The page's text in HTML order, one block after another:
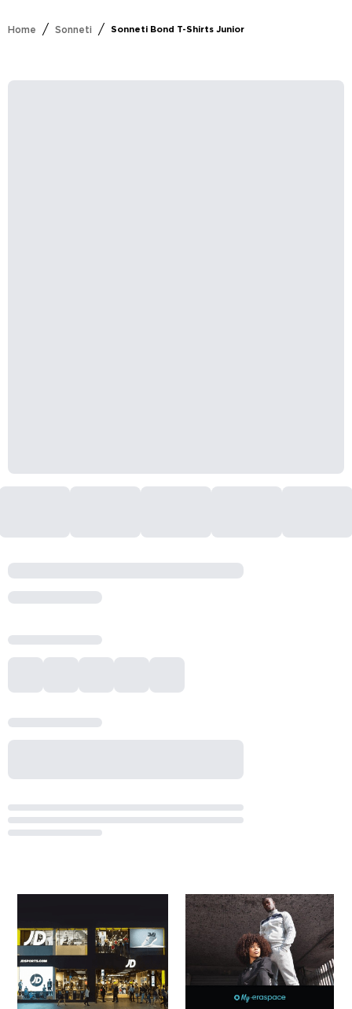
Home / Sonneti / Sonneti Bond T-Shirts Junior